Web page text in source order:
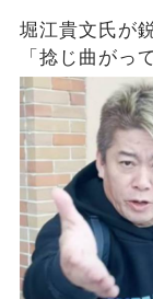
堀江貴文氏が
「捻じ曲がっ